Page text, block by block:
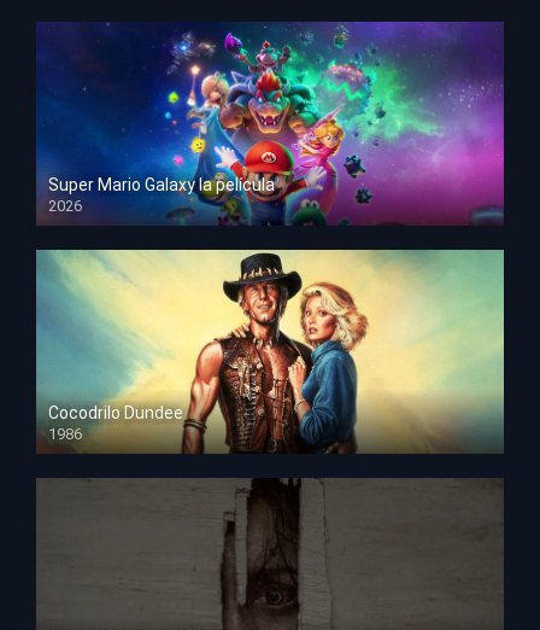
Super Mario Galaxy la película
2026
HD 1080p
Cocodrilo Dundee
1986
HD 1080p